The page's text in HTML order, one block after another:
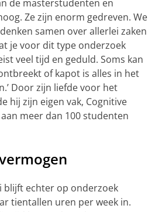
de masterstudenten en
Ze zijn enorm gedreven. We
samen over allerlei zaken
je voor dit type onderzoek
veel tijd en geduld. Soms kan
of kapot is alles in het
Door zijn liefde voor het
hij zijn eigen vak, Cognitive
meer dan 100 studenten
blijft echter op onderzoek
tientallen uren per week in.